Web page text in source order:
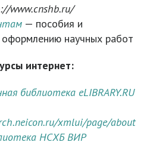
www.cnshb.ru/
— пособия и
научных работ
интернет:
библиотека eLIBRARY.RU
xmlui/page/about
НСХБ ВИР